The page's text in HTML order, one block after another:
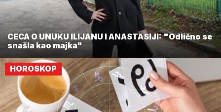
CECA O UNUKU ILIJANU I ANASTASIJI: "Odlično se
snašla kao majka"
HOROSKOP